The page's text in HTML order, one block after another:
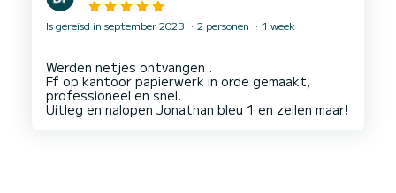
Is gereisd in september 2023 2 personen 1 week
Werden netjes ontvangen .
Ff op kantoor papierwerk in orde gemaakt,
professioneel en snel.